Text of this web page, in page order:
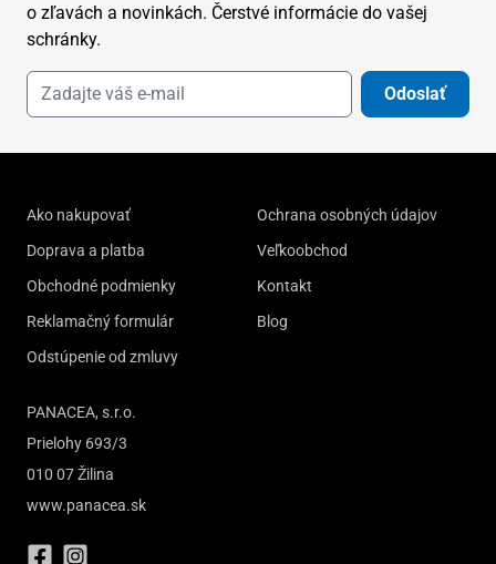
o zľavách a novinkách. Čerstvé informácie do vašej
schránky.
Odoslať
Ako nakupovať
Doprava a platba
Obchodné podmienky
Reklamačný formulár
Odstúpenie od zmluvy
Ochrana osobných údajov
Veľkoobchod
Kontakt
Blog
PANACEA, s.r.o.
Prielohy 693/3
010 07 Žilina
www.panacea.sk